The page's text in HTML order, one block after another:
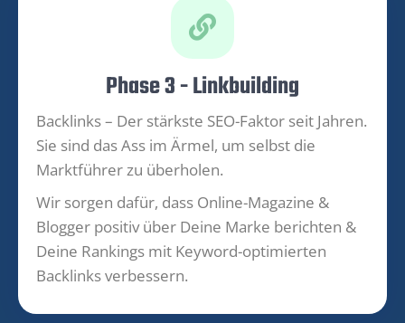
Phase 3 - Linkbuilding
Backlinks – Der stärkste SEO-Faktor seit Jahren.
Sie sind das Ass im Ärmel, um selbst die
Marktführer zu überholen.
Wir sorgen dafür, dass Online-Magazine &
Blogger positiv über Deine Marke berichten &
Deine Rankings mit Keyword-optimierten
Backlinks verbessern.